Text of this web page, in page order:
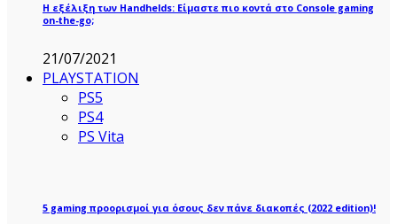
Η εξέλιξη των Handhelds: Είμαστε πιο κοντά στο Console gaming
on-the-go;
21/07/2021
PLAYSTATION
PS5
PS4
PS Vita
5 gaming προορισμοί για όσους δεν πάνε διακοπές (2022 edition)!